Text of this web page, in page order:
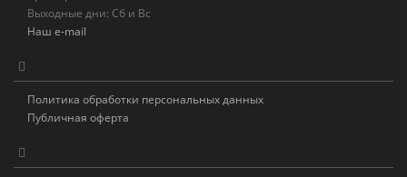
Выходные дни: Сб и Вс
Наш e-mail
Политика обработки персональных данных
Публичная оферта